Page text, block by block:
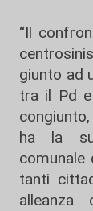
“Il
giunto ad
tra il Pd
congiunto,
ha la
comunale
tanti
alleanza